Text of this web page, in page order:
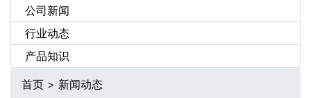
公司新闻
行业动态
产品知识
首页 > 新闻动态